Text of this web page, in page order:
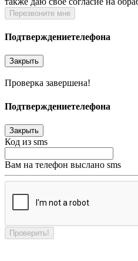
Перезвоните мне
Подтверждениетелефона
Закрыть
Проверка завершена!
Подтверждениетелефона
Закрыть
Код из sms
Вам на телефон выслано sms
Проверить!